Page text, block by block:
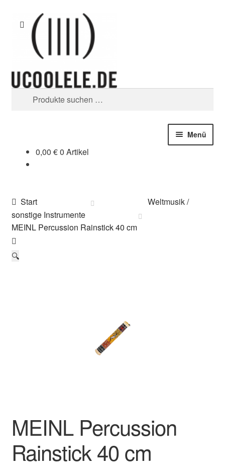
Zur
Navigation
springen
Zum
Inhalt
springen
Suchen
Suchen
Menü
blog / news
SHOP
vor Ort – in Leipzig
0,00 €0 Artikel
Start
Weltmusik /
sonstige Instrumente
MEINL Percussion Rainstick 40 cm
🔍
MEINL Percussion
Rainstick 40 cm